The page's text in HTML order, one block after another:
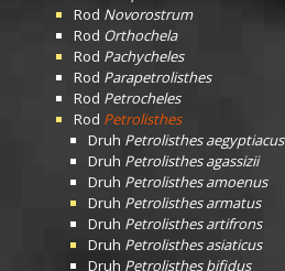
Rod Novorostrum
Rod Orthochela
Rod Pachycheles
Rod Parapetrolisthes
Rod Petrocheles
Rod Petrolisthes
Druh Petrolisthes aegyptiacus
Druh Petrolisthes agassizii
Druh Petrolisthes amoenus
Druh Petrolisthes armatus
Druh Petrolisthes artifrons
Druh Petrolisthes asiaticus
Druh Petrolisthes bifidus